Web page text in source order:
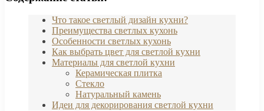
Что такое светлый дизайн кухни?
Преимущества светлых кухонь
Особенности светлых кухонь
Как выбрать цвет для светлой кухни
Материалы для светлой кухни
Керамическая плитка
Стекло
Натуральный камень
Идеи для декорирования светлой кухни